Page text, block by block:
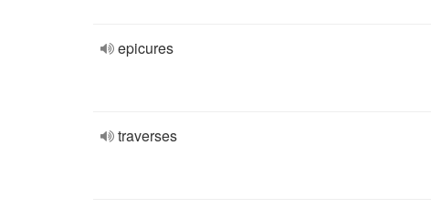
epicures
traverses